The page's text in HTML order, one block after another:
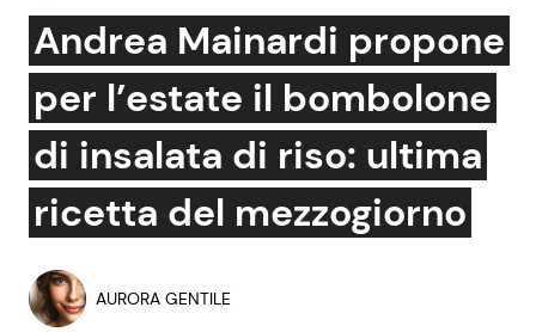
News e Cronaca
Attualità Italiana
Dal Mondo
Economia
Gossip e TV
Bellezze VIP
Coppie VIP
Andrea Mainardi propone
per l’estate il bombolone
di insalata di riso: ultima
ricetta del mezzogiorno
AURORA GENTILE